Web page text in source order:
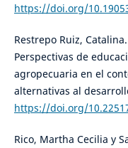
https://doi.org/
Restrepo Ruiz,
Perspectivas de
agropecuaria en el
alternativas al
https://doi.org/
Rico, Martha Cecilia y